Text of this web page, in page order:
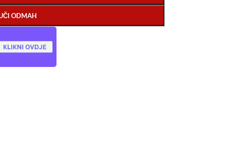
ODMAH